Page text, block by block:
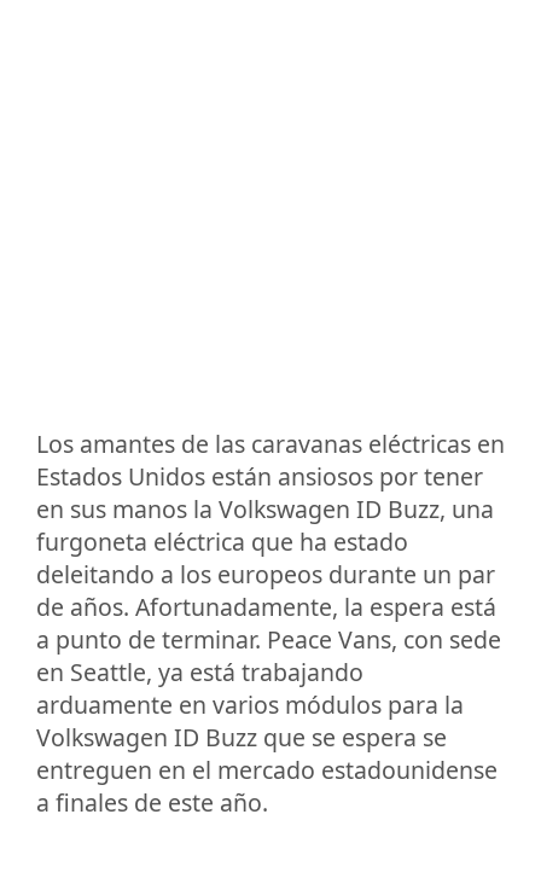
Los amantes de las caravanas eléctricas en
Estados Unidos están ansiosos por tener
en sus manos la Volkswagen ID Buzz, una
furgoneta eléctrica que ha estado
deleitando a los europeos durante un par
de años. Afortunadamente, la espera está
a punto de terminar. Peace Vans, con sede
en Seattle, ya está trabajando
arduamente en varios módulos para la
Volkswagen ID Buzz que se espera se
entreguen en el mercado estadounidense
a finales de este año.